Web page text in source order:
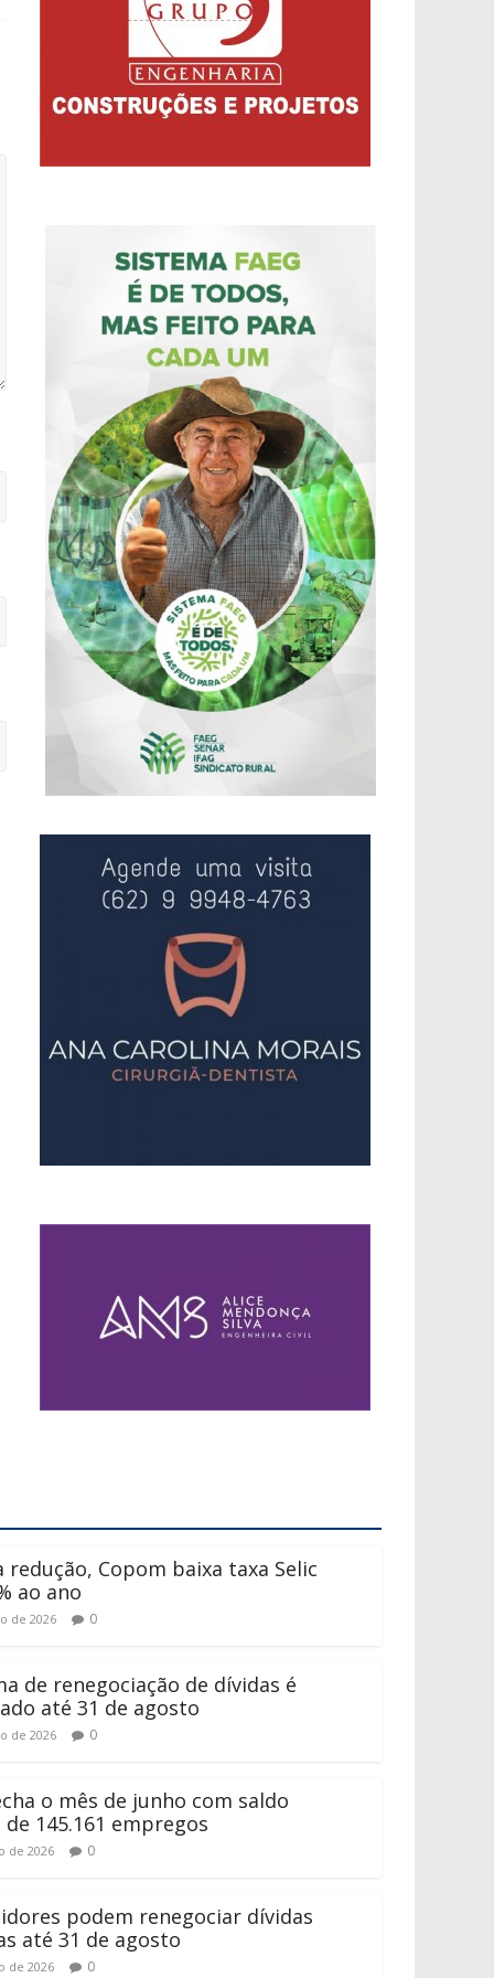
redução, Copom baixa taxa Selic
ao ano
de 2026 0
de renegociação de dívidas é
até 31 de agosto
de 2026 0
o mês de junho com saldo
145.161 empregos
de 2026 0
podem renegociar dívidas
até 31 de agosto
de 2026 0